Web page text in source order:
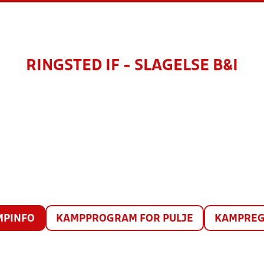
RINGSTED IF - SLAGELSE B&I
KAMPPROGRAM FOR PULJE